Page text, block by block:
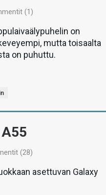
(1)
on
mutta toisaalta
on puhuttu.
(28)
asettuvan Galaxy